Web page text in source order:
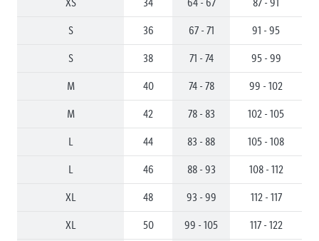
S 36 67 - 71 91 - 95
S 38 71 - 74 95 - 99
M 40 74 - 78 99 - 102
M 42 78 - 83 102 - 105
L 44 83 - 88 105 - 108
L 46 88 - 93 108 - 112
XL 48 93 - 99 112 - 117
XL 50 99 - 105 117 - 122